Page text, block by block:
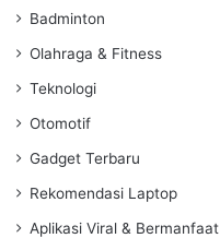
Badminton
Olahraga & Fitness
Teknologi
Otomotif
Gadget Terbaru
Rekomendasi Laptop
Aplikasi Viral & Bermanfaat